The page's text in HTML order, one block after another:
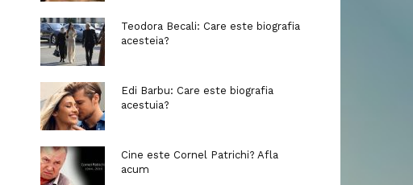
Teodora Becali: Care este biografia
acesteia?
Edi Barbu: Care este biografia
acestuia?
Cine este Cornel Patrichi? Afla
acum